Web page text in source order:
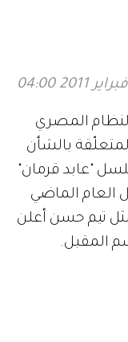
المصري
بالشأن
"عابد قرمان"
العام الماضي
تيم حسن أعلن
المقبل.